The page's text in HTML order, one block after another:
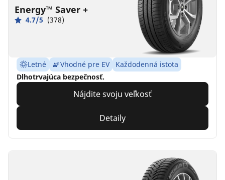
Energy™ Saver +
4.7/5 (378)
Letné Vhodné pre EV
Každodenná istota
Dlhotrvajúca bezpečnosť.
Nájdite svoju veľkosť
Detaily